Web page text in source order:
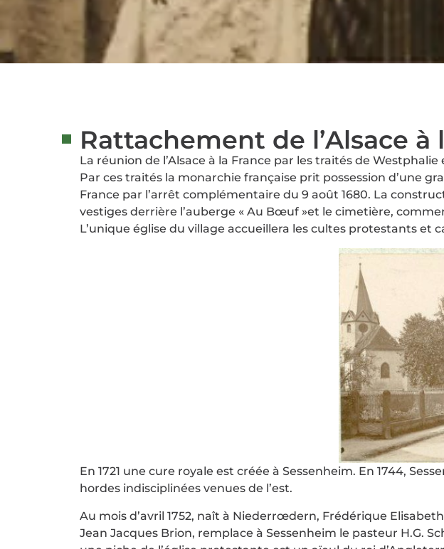
Rattachement de l’Alsace à
La réunion de l’Alsace à la France par les traités de
Par ces traités la monarchie française prit possession d’une
France par l’arrêt complémentaire du 9 août 1680. La
vestiges derrière l’auberge « Au Bœuf »et le cimetière,
L’unique église du village accueillera les cultes protestants et
En 1721 une cure royale est créée à Sessenheim. En 1744,
hordes indisciplinées venues de l’est.
Au mois d’avril 1752, naît à Niederrœdern, Frédérique
Jean Jacques Brion, remplace à Sessenheim le pasteur H.G.